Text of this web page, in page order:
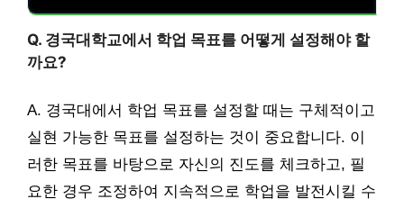
Q. 경국대학교에서 학업 목표를 어떻게 설정해야 할
까요?
A. 경국대에서 학업 목표를 설정할 때는 구체적이고
실현 가능한 목표를 설정하는 것이 중요합니다. 이
러한 목표를 바탕으로 자신의 진도를 체크하고, 필
요한 경우 조정하여 지속적으로 학업을 발전시킬 수